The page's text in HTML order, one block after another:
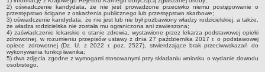
Raporty o stanie dostępności
Wnioski
WŁADZE I STRUKTURA
Struktura organizacyjna
Rada gminy
2) oświadczenie kandydata, że nie jest prowadzone przeciwko niemu postępowanie o
przestępstwo ścigane z oskarżenia publicznego lub przestępstwo skarbowe;
3) oświadczenie kandydata, że nie jest lub nie był pozbawiony władzy rodzicielskiej, a także,
że władza rodzicielska nie została mu ograniczona ani zawieszona;
4) zaświadczenie lekarskie o stanie zdrowia, wystawione przez lekarza podstawowej opieki
zdrowotnej, w rozumieniu przepisów ustawy z dnia 27 października 2017 r. o podstawowej
opiece zdrowotnej (Dz. U. z 2022 r. poz. 2527), stwierdzające brak przeciwwskazań do
wykonywania funkcji ławnika;
5) dwa zdjęcia zgodne z wymogami stosowanymi przy składaniu wniosku o wydanie dowodu
osobistego.